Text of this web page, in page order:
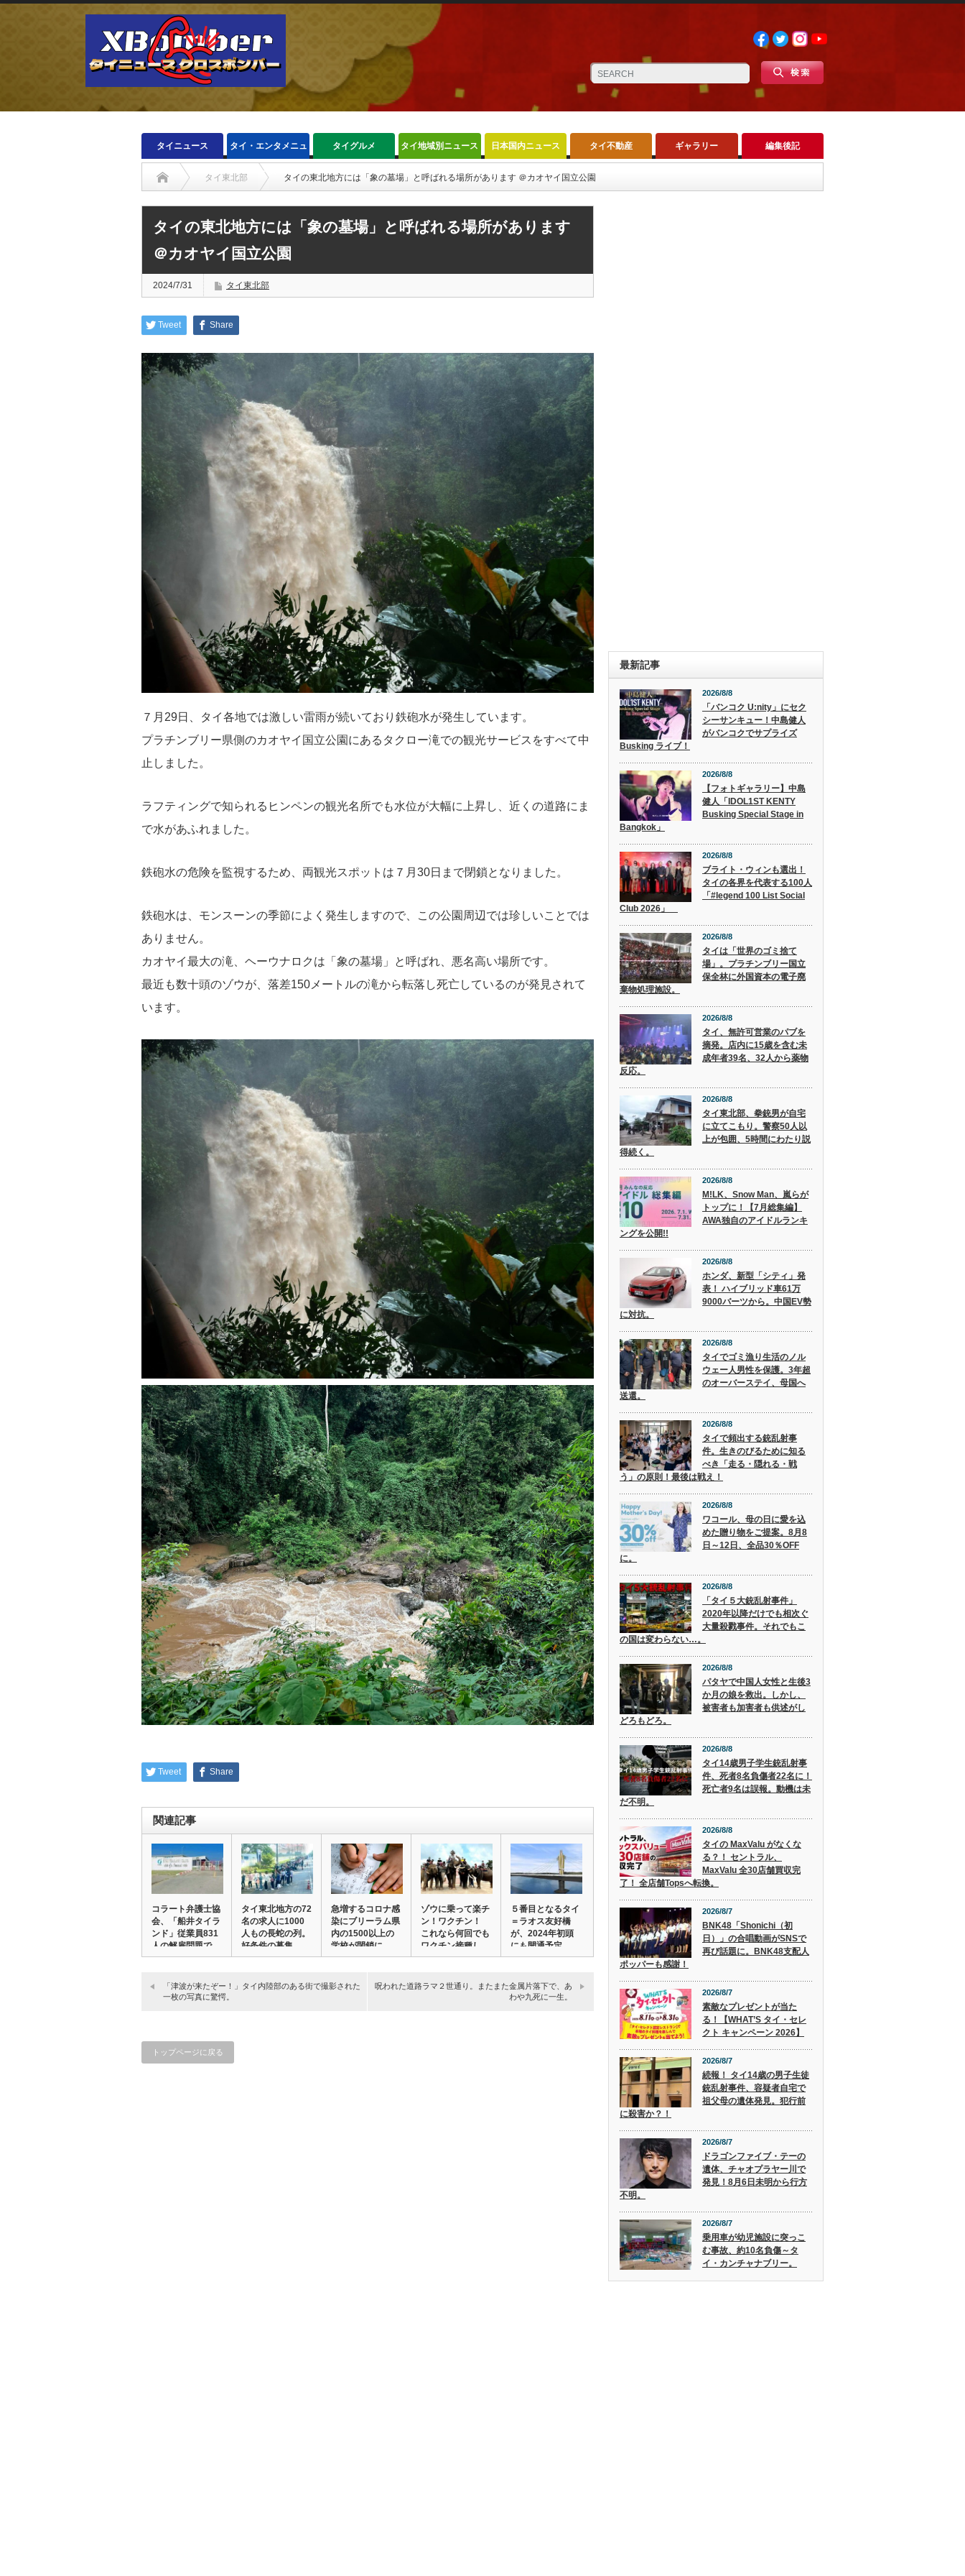
タイニュース タイ・エンタメニュ
ース
タイグルメ タイ地域別ニュース 日本国内ニュース タイ不動産 ギャラリー 編集後記
タイ東北部 タイの東北地方には「象の墓場」と呼ばれる場所があります ＠カオヤイ国立公園
タイの東北地方には「象の墓場」と呼ばれる場所があります
＠カオヤイ国立公園
2024/7/31 タイ東北部
Tweet Share
７月29日、タイ各地では激しい雷雨が続いており鉄砲水が発生しています。
プラチンブリー県側のカオヤイ国立公園にあるタクロー滝での観光サービスをすべて中
止しました。
ラフティングで知られるヒンペンの観光名所でも水位が大幅に上昇し、近くの道路にま
で水があふれました。
鉄砲水の危険を監視するため、両観光スポットは７月30日まで閉鎖となりました。
鉄砲水は、モンスーンの季節によく発生しますので、この公園周辺では珍しいことでは
ありません。
カオヤイ最大の滝、ヘーウナロクは「象の墓場」と呼ばれ、悪名高い場所です。
最近も数十頭のゾウが、落差150メートルの滝から転落し死亡しているのが発見されて
います。
Tweet Share
関連記事
コラート弁護士協
会、「船井タイラ
ンド」従業員831
人の解雇問題で…
タイ東北地方の72
名の求人に1000
人もの長蛇の列。
好条件の募集…
急増するコロナ感
染にブリーラム県
内の1500以上の
学校が閉鎖に。…
ゾウに乗って楽チ
ン！ワクチン！
これなら何回でも
ワクチン接種し
た…
５番目となるタイ
＝ラオス友好橋
が、2024年初頭
にも開通予定。
「津波が来たぞー！」タイ内陸部のある街で撮影された
一枚の写真に驚愕。
呪われた道路ラマ２世通り。またまた金属片落下で、あ
わや九死に一生。
トップページに戻る
最新記事
2026/8/8
「バンコク U:nity」にセク
シーサンキュー！中島健人
がバンコクでサプライズ
Busking ライブ！
2026/8/8
【フォトギャラリー】中島
健人「IDOL1ST KENTY
Busking Special Stage in
Bangkok」
2026/8/8
ブライト・ウィンも選出！
タイの各界を代表する100人
「#legend 100 List Social
Club 2026」
2026/8/8
タイは「世界のゴミ捨て
場」。プラチンブリー国立
保全林に外国資本の電子廃
棄物処理施設。
2026/8/8
タイ、無許可営業のパブを
摘発。店内に15歳を含む未
成年者39名、32人から薬物
反応。
2026/8/8
タイ東北部、拳銃男が自宅
に立てこもり。警察50人以
上が包囲、5時間にわたり説
得続く。
2026/8/8
M!LK、Snow Man、嵐らが
トップに！【7月総集編】
AWA独自のアイドルランキ
ングを公開!!
2026/8/8
ホンダ、新型「シティ」発
表！ ハイブリッド車61万
9000バーツから。中国EV勢
に対抗。
2026/8/8
タイでゴミ漁り生活のノル
ウェー人男性を保護。3年超
のオーバーステイ、母国へ
送還。
2026/8/8
タイで頻出する銃乱射事
件。生きのびるために知る
べき「走る・隠れる・戦
う」の原則！最後は戦え！
2026/8/8
ワコール、母の日に愛を込
めた贈り物をご提案。8月8
日～12日、全品30％OFF
に。
2026/8/8
「タイ５大銃乱射事件」
2020年以降だけでも相次ぐ
大量殺戮事件。それでもこ
の国は変わらない…。
2026/8/8
パタヤで中国人女性と生後3
か月の娘を救出。しかし、
被害者も加害者も供述がし
どろもどろ。
2026/8/8
タイ14歳男子学生銃乱射事
件、死者8名負傷者22名に！
死亡者9名は誤報。動機は未
だ不明。
2026/8/8
タイの MaxValu がなくな
る？！ セントラル、
MaxValu 全30店舗買収完
了！ 全店舗Topsへ転換。
2026/8/7
BNK48「Shonichi（初
日）」の合唱動画がSNSで
再び話題に。BNK48支配人
ポッパーも感謝！
2026/8/7
素敵なプレゼントが当た
る！【WHAT’S タイ・セレ
クト キャンペーン 2026】
2026/8/7
続報！ タイ14歳の男子生徒
銃乱射事件、容疑者自宅で
祖父母の遺体発見。犯行前
に殺害か？！
2026/8/7
ドラゴンファイブ・テーの
遺体、チャオプラヤー川で
発見！8月6日未明から行方
不明。
2026/8/7
乗用車が幼児施設に突っこ
む事故、約10名負傷～タ
イ・カンチャナブリー。